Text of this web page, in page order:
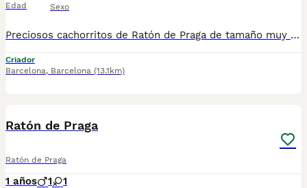
Edad Sexo
Preciosos cachorritos de Ratón de Praga de tamaño muy pequeñito, tienen dos meses de edad, machos y hembras, muy buen carácter, muy buenos, cariñoos y divertidos. Se entregan revisados por nuestro veterinario, vacunados, desparasitados, con su cartilla veterinaria, microchip y garantía sanitaria por escrito vírica y congénita, muy sanos, criados en entorno familiar. Ven a verlos sin compromiso cualquier día de la semana incluidos festivos . Disponemos de centro con numero zoológico T-2500116
Criador
Barcelona, Barcelona (13.1km)
Ratón de Praga
Ratón de Praga
1 años 1 1